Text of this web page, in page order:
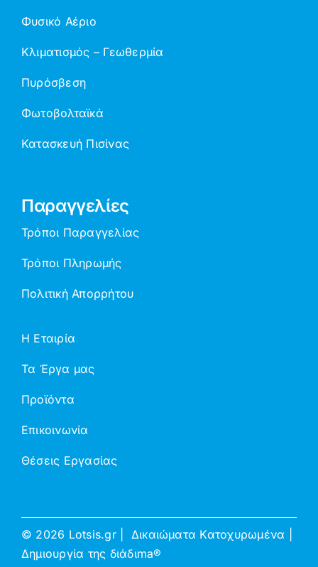
Φυσικό Αέριο
Κλιματισμός – Γεωθερμία
Πυρόσβεση
Φωτοβολταϊκά
Κατασκευή Πισίνας
Παραγγελίες
Τρόποι Παραγγελίας
Τρόποι Πληρωμής
Πολιτική Απορρήτου
Η Εταιρία
Τα Έργα μας
Προϊόντα
Επικοινωνία
Θέσεις Εργασίας
© 2026 Lotsis.gr | Δικαιώματα Κατοχυρωμένα |
Δημιουργία της διάδιma®